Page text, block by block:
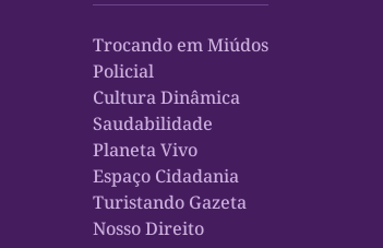
Trocando em Miúdos
Policial
Cultura Dinâmica
Saudabilidade
Planeta Vivo
Espaço Cidadania
Turistando Gazeta
Nosso Direito